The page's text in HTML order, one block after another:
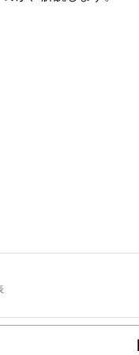
態でつらい思いをしたこと